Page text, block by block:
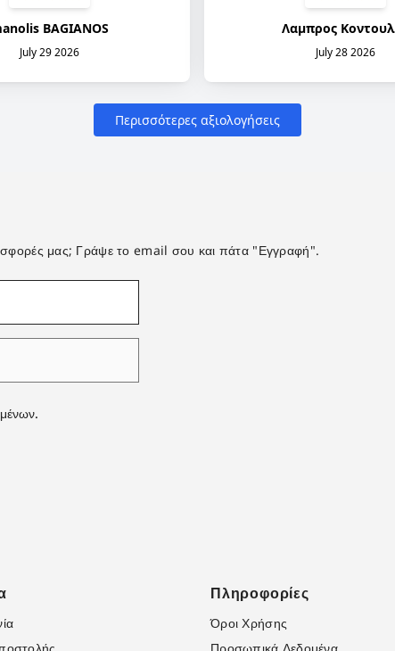
μας; Γράψε το email σου και πάτα "Εγγραφή".
Πληροφορίες
Όροι Χρήσης